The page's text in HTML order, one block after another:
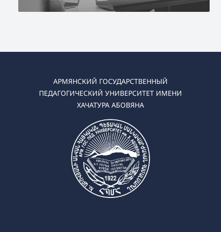
АРМЯНСКИЙ ГОСУДАРСТВЕННЫЙ
ПЕДАГОГИЧЕСКИЙ УНИВЕРСИТЕТ ИМЕНИ
ХАЧАТУРА АБОВЯНА